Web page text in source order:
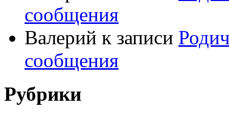
сообщения
Валерий к записи
сообщения
Рубрики